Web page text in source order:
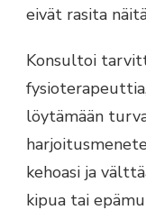
eivät rasita
Konsultoi
löytämään
kehoasi ja
kipua tai